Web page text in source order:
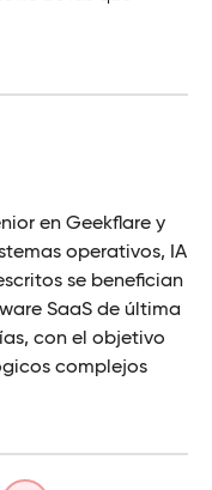
en Geekflare y
operativos, IA
se benefician
SaaS de última
con el objetivo
complejos